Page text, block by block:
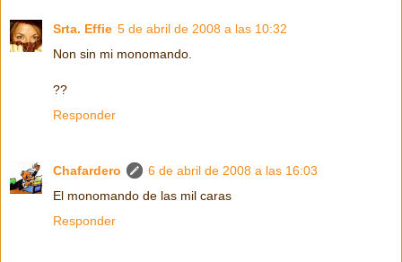
Srta. Effie 5 de abril de 2008 a las 10:32
Non sin mi monomando.
??
Responder
Chafardero
6 de abril de 2008 a las 16:03
El monomando de las mil caras
Responder